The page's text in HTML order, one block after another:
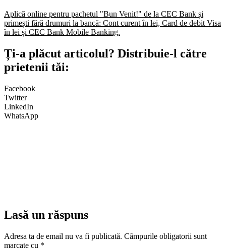
Aplică online pentru pachetul "Bun Venit!" de la CEC Bank și
primești fără drumuri la bancă: Cont curent în lei, Card de debit Visa
în lei și CEC Bank Mobile Banking.​
Ți-a plăcut articolul? Distribuie-l către
prietenii tăi:
Facebook
Twitter
LinkedIn
WhatsApp
Lasă un răspuns
Adresa ta de email nu va fi publicată. Câmpurile obligatorii sunt
marcate cu *